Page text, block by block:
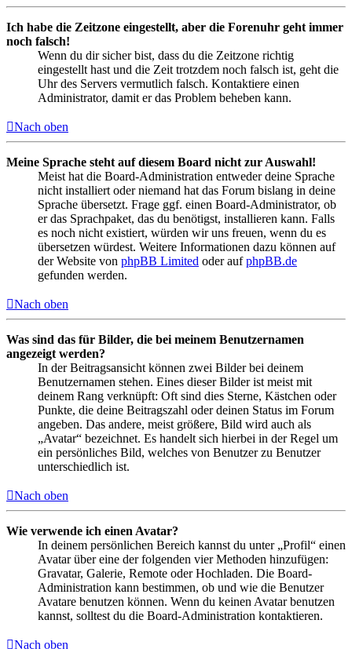
Ich habe die Zeitzone eingestellt, aber die Forenuhr geht immer
noch falsch!
Wenn du dir sicher bist, dass du die Zeitzone richtig
eingestellt hast und die Zeit trotzdem noch falsch ist, geht die
Uhr des Servers vermutlich falsch. Kontaktiere einen
Administrator, damit er das Problem beheben kann.
Nach oben
Meine Sprache steht auf diesem Board nicht zur Auswahl!
Meist hat die Board-Administration entweder deine Sprache
nicht installiert oder niemand hat das Forum bislang in deine
Sprache übersetzt. Frage ggf. einen Board-Administrator, ob
er das Sprachpaket, das du benötigst, installieren kann. Falls
es noch nicht existiert, würden wir uns freuen, wenn du es
übersetzen würdest. Weitere Informationen dazu können auf
der Website von phpBB Limited oder aufphpBB.de
gefunden werden.
Nach oben
Was sind das für Bilder, die bei meinem Benutzernamen
angezeigt werden?
In der Beitragsansicht können zwei Bilder bei deinem
Benutzernamen stehen. Eines dieser Bilder ist meist mit
deinem Rang verknüpft: Oft sind dies Sterne, Kästchen oder
Punkte, die deine Beitragszahl oder deinen Status im Forum
angeben. Das andere, meist größere, Bild wird auch als
„Avatar“ bezeichnet. Es handelt sich hierbei in der Regel um
ein persönliches Bild, welches von Benutzer zu Benutzer
unterschiedlich ist.
Nach oben
Wie verwende ich einen Avatar?
In deinem persönlichen Bereich kannst du unter „Profil“ einen
Avatar über eine der folgenden vier Methoden hinzufügen:
Gravatar, Galerie, Remote oder Hochladen. Die Board-
Administration kann bestimmen, ob und wie die Benutzer
Avatare benutzen können. Wenn du keinen Avatar benutzen
kannst, solltest du die Board-Administration kontaktieren.
Nach oben